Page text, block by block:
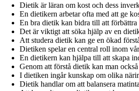
Dietik är läran om kost och dess
En dietikern arbetar ofta med att ge
En bra dietik kan bidra till att förbättra
Det är viktigt att söka hjälp av en
Att studera dietik kan ge en ökad
Dietiken spelar en central roll inom
En dietikern kan hjälpa till att skapa
Genom att förstå dietik kan man
I dietiken ingår kunskap om olika
Dietik handlar om att balansera